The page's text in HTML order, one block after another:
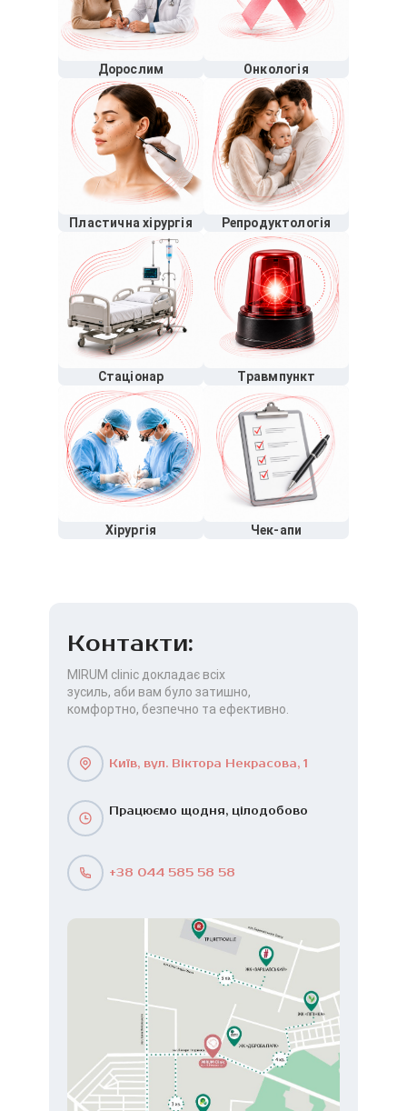
Дорослим Онкологія
Пластична хірургія Репродуктологія
Стаціонар Травмпункт
Хірургія Чек-апи
Контакти:
MIRUM clinic докладає всіх
зусиль, аби вам було затишно,
комфортно, безпечно та ефективно.
Київ, вул. Віктора Некрасова, 1
Працюємо щодня, цілодобово
+38 044 585 58 58